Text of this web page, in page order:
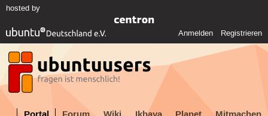
hosted by
Anmelden Registrieren